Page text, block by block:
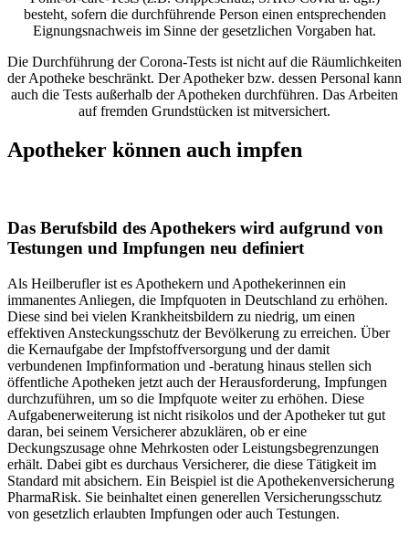
besteht, sofern die durchführende Person einen entsprechenden
Eignungsnachweis im Sinne der gesetzlichen Vorgaben hat.
Die Durchführung der Corona-Tests ist nicht auf die Räumlichkeiten
der Apotheke beschränkt. Der Apotheker bzw. dessen Personal kann
auch die Tests außerhalb der Apotheken durchführen. Das Arbeiten
auf fremden Grundstücken ist mitversichert.
Apotheker können auch impfen
Das Berufsbild des Apothekers wird aufgrund von
Testungen und Impfungen neu definiert
Als Heilberufler ist es Apothekern und Apothekerinnen ein
immanentes Anliegen, die Impfquoten in Deutschland zu erhöhen.
Diese sind bei vielen Krankheitsbildern zu niedrig, um einen
effektiven Ansteckungsschutz der Bevölkerung zu erreichen. Über
die Kernaufgabe der Impfstoffversorgung und der damit
verbundenen Impfinformation und -beratung hinaus stellen sich
öffentliche Apotheken jetzt auch der Herausforderung, Impfungen
durchzuführen, um so die Impfquote weiter zu erhöhen. Diese
Aufgabenerweiterung ist nicht risikolos und der Apotheker tut gut
daran, bei seinem Versicherer abzuklären, ob er eine
Deckungszusage ohne Mehrkosten oder Leistungsbegrenzungen
erhält. Dabei gibt es durchaus Versicherer, die diese Tätigkeit im
Standard mit absichern. Ein Beispiel ist die Apothekenversicherung
PharmaRisk. Sie beinhaltet einen generellen Versicherungsschutz
von gesetzlich erlaubten Impfungen oder auch Testungen.